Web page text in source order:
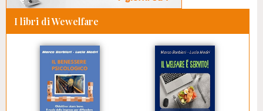
I libri di Wewelfare